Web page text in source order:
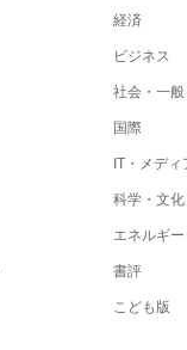
経済
ビジネス
社会・一般
国際
IT・メディ
科学・文化
エネルギー
書評
こども版